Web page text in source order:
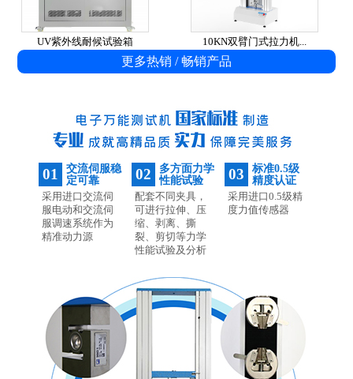
UV紫外线耐候试验箱 10KN双臂门式拉力机...
更多热销 / 畅销产品
01
交流伺服稳
定可靠
采用进口交流伺
服电动和交流伺
服调速系统作为
精准动力源
02
多方面力学
性能试验
配套不同夹具，
可进行拉伸、压
缩、剥离、撕
裂、剪切等力学
性能试验及分析
03
标准0.5级
精度认证
采用进口0.5级精
度力值传感器